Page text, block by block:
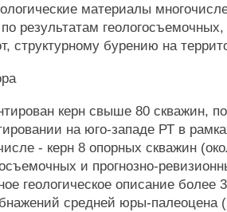
материалы
результатам
структурному бурению на
керн свыше 80 скважин,
на юго-западе РТ в
- керн 8 опорных скважин
и прогнозно-
геологическое описание более
средней юры-палеоцена